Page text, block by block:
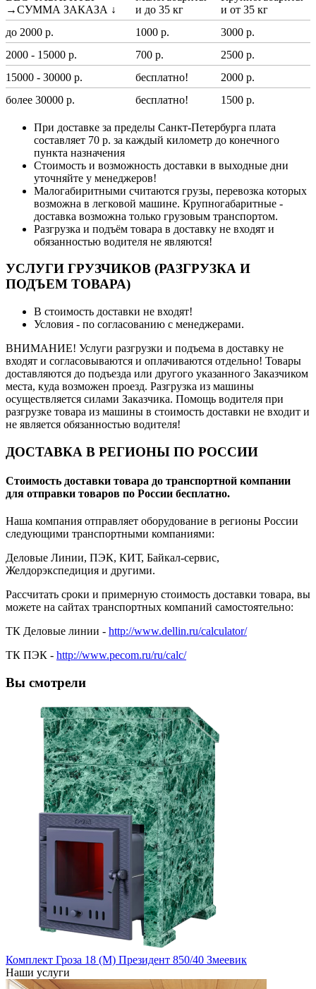
→СУММА ЗАКАЗА ↓
и до 35 кг
и от 35 кг
до 2000 р.
1000 р.
3000 р.
2000 - 15000 р.
700 р.
2500 р.
15000 - 30000 р.
бесплатно!
2000 р.
более 30000 р.
бесплатно! 1500 р.
При доставке за пределы Санкт-Петербурга плата
составляет 70 р. за каждый километр до конечного
пункта назначения
Стоимость и возможность доставки в выходные дни
уточняйте у менеджеров!
Малогабиритными считаются грузы, перевозка которых
возможна в легковой машине. Крупногабаритные -
доставка возможна только грузовым транспортом.
Разгрузка и подъём товара в доставку не входят и
обязанностью водителя не являются!
УСЛУГИ ГРУЗЧИКОВ (РАЗГРУЗКА И
ПОДЪЕМ ТОВАРА)
В стоимость доставки не входят!
Условия - по согласованию с менеджерами.
ВНИМАНИЕ! Услуги разгрузки и подъема в доставку не
входят и согласовываются и оплачиваются отдельно! Товары
доставляются до подъезда или другого указанного Заказчиком
места, куда возможен проезд. Разгрузка из машины
осуществляется силами Заказчика. Помощь водителя при
разгрузке товара из машины в стоимость доставки не входит и
не является обязанностью водителя!
ДОСТАВКА В РЕГИОНЫ ПО РОССИИ
Стоимость доставки товара до транспортной компании
для отправки товаров по России бесплатно.
Наша компания отправляет оборудование в регионы России
следующими транспортными компаниями:
Деловые Линии, ПЭК, КИТ, Байкал-сервис,
Желдорэкспедиция и другими.
Рассчитать сроки и примерную стоимость доставки товара, вы
можете на сайтах транспортных компаний самостоятельно:
ТК Деловые линии - http://www.dellin.ru/calculator/
ТК ПЭК - http://www.pecom.ru/ru/calc/
Вы смотрели
Комплект Гроза 18 (М) Президент 850/40 Змеевик
Наши услуги